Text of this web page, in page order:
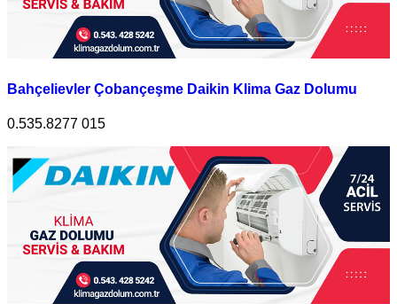
Bahçelievler Çobançeşme Daikin Klima Gaz Dolumu
0.535.8277 015